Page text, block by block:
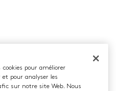
pour améliorer
et pour analyser les
sur notre site Web. Nous